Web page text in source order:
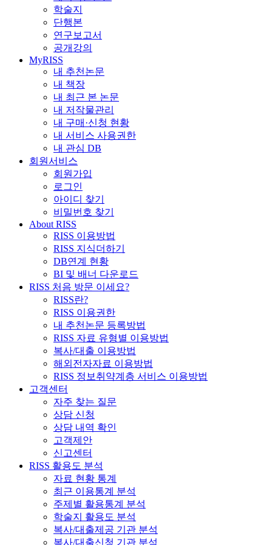
학술지
단행본
연구보고서
공개강의
MyRISS
내 추천논문
내 책장
내 최근 본 논문
내 저작물관리
내 구매·신청 현황
내 서비스 사용권한
내 관심 DB
회원서비스
회원가입
로그인
아이디 찾기
비밀번호 찾기
About RISS
RISS 이용방법
RISS 지식더하기
DB연계 현황
BI 및 배너 다운로드
RISS 처음 방문 이세요?
RISS란?
RISS 이용권한
내 추천논문 등록방법
RISS 자료 유형별 이용방법
복사/대출 이용방법
해외전자자료 이용방법
RISS 정보취약계층 서비스 이용방법
고객센터
자주 찾는 질문
상담 신청
상담 내역 확인
고객제안
신고센터
RISS 활용도 분석
자료 현황 통계
최근 이용통계 분석
주제별 활용통계 분석
학술지 활용도 분석
복사/대출제공 기관 분석
복사/대출신청 기관 분석